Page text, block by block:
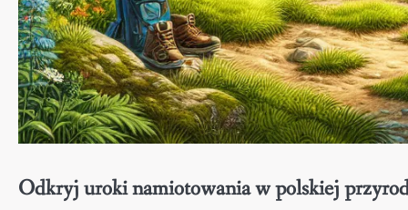
Odkryj uroki namiotowania w polskiej